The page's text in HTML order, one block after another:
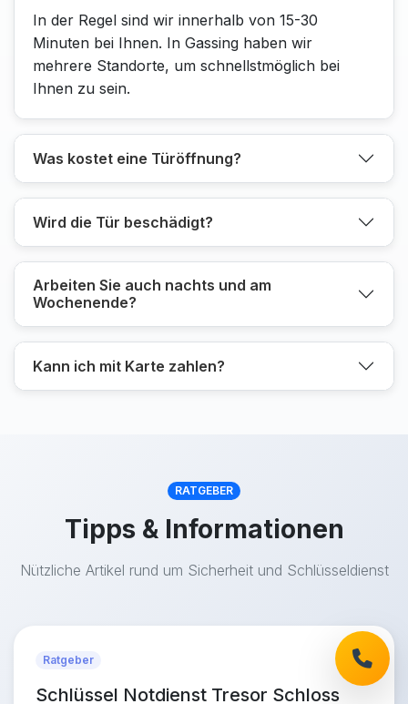
In der Regel sind wir innerhalb von 15-30
Minuten bei Ihnen. In Gassing haben wir
mehrere Standorte, um schnellstmöglich bei
Ihnen zu sein.
Was kostet eine Türöffnung?
Wird die Tür beschädigt?
Arbeiten Sie auch nachts und am
Wochenende?
Kann ich mit Karte zahlen?
RATGEBER
Tipps & Informationen
Nützliche Artikel rund um Sicherheit und Schlüsseldienst
Ratgeber
Schlüssel Notdienst Tresor Schloss